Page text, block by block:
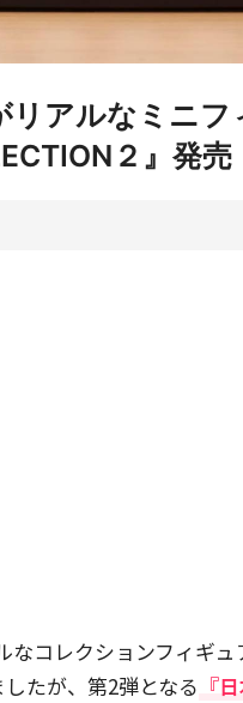
リアルなミニ
２』発売
なコレクションフィギュ
たが、第2弾となる 『